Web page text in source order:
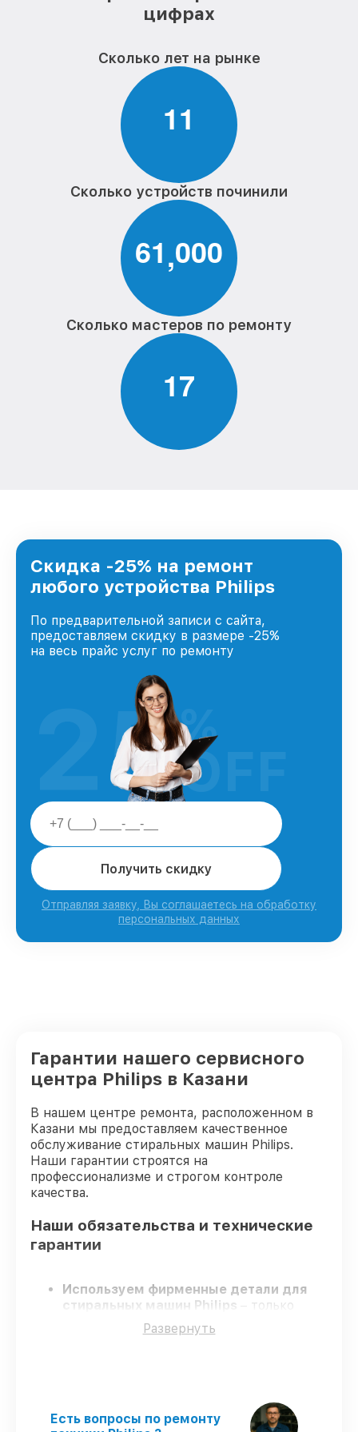
цифрах
Сколько лет на рынке
11
Сколько устройств починили
61,000
Сколько мастеров по ремонту
17
Скидка -25% на ремонт
любого устройства Philips
По предварительной записи с сайта,
предоставляем скидку в размере -25%
на весь прайс услуг по ремонту
Получить скидку
Отправляя заявку, Вы соглашаетесь на обработку
персональных данных
25%
OFF
Гарантии нашего сервисного
центра Philips в Казани
В нашем центре ремонта, расположенном в
Казани мы предоставляем качественное
обслуживание стиральных машин Philips.
Наши гарантии строятся на
профессионализме и строгом контроле
качества.
Наши обязательства и технические
гарантии
Используем фирменные детали для
стиральных машин Philips
– только
качественные запчасти для вашей
Работаем строго в установленных
заранее временных рамках– ремонт
Развернуть
Есть вопросы по ремонту